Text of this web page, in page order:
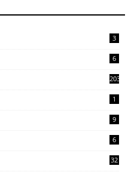
3
6
203
1
9
6
32